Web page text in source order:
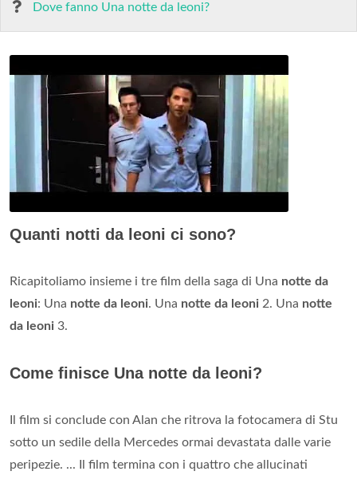
Dove fanno Una notte da leoni?
Quanti notti da leoni ci sono?
Ricapitoliamo insieme i tre film della saga di Una notte da
leoni: Una notte da leoni. Una notte da leoni 2. Una notte
da leoni 3.
Come finisce Una notte da leoni?
Il film si conclude con Alan che ritrova la fotocamera di Stu
sotto un sedile della Mercedes ormai devastata dalle varie
peripezie. ... Il film termina con i quattro che allucinati